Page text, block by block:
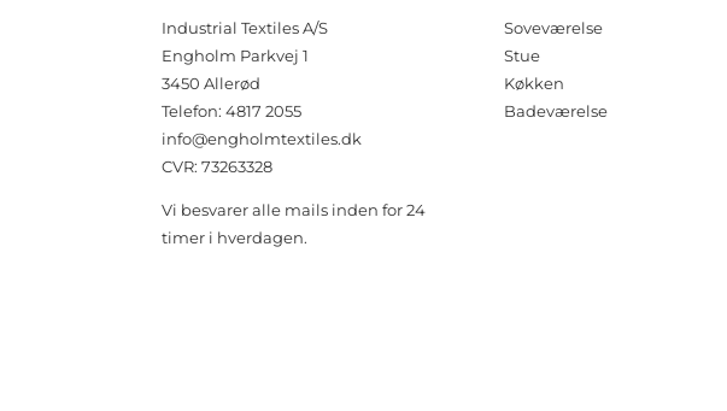
Industrial Textiles A/S
Engholm Parkvej 1
3450 Allerød
Telefon: 4817 2055
info@engholmtextiles.dk
CVR: 73263328
Vi besvarer alle mails inden for 24
timer i hverdagen.
Soveværelse
Stue
Køkken
Badeværelse